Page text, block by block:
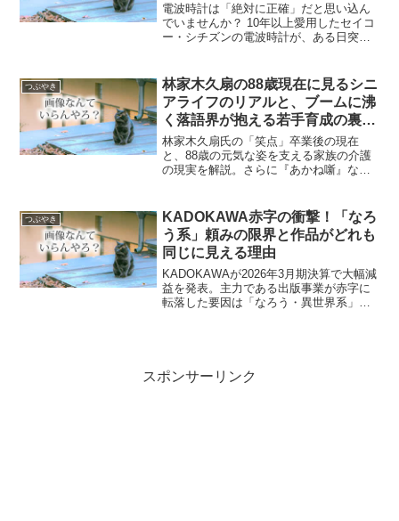
電波時計は「絶対に正確」だと思い込ん
でいませんか？ 10年以上愛用したセイコ
ー・シチズンの電波時計が、ある日突然
一番安価なカシオのアナログ時計でし
た。メーカーサイトから...
つぶやき
林家木久扇の88歳現在に見るシニ
アライフのリアルと、ブームに沸
く落語界が抱える若手育成の裏事
情
林家木久扇氏の「笑点」卒業後の現在
と、88歳の元気な姿を支える家族の介護
の現実を解説。さらに『あかね噺』など
足に悩む若手の経済的自立の壁まで、表
舞台の美談に隠された業界のリアルを深
掘りします。
つぶやき
KADOKAWA赤字の衝撃！「なろ
う系」頼みの限界と作品がどれも
同じに見える理由
KADOKAWAが2026年3月期決算で大幅減
益を発表。主力である出版事業が赤字に
転落した要因は「なろう・異世界系」へ
スポンサーリンク